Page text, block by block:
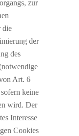
zur
die
der
des
Art. 6
keine
wird. Der
Interesse
Cookies